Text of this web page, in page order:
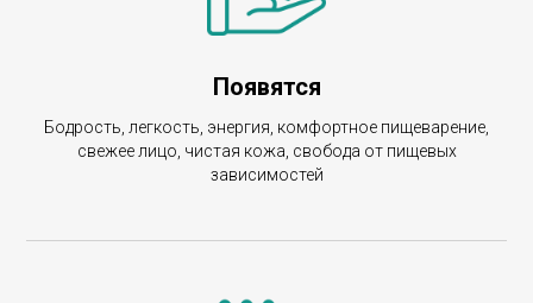
Появятся
Бодрость, легкость, энергия, комфортное пищеварение,
свежее лицо, чистая кожа, свобода от пищевых
зависимостей